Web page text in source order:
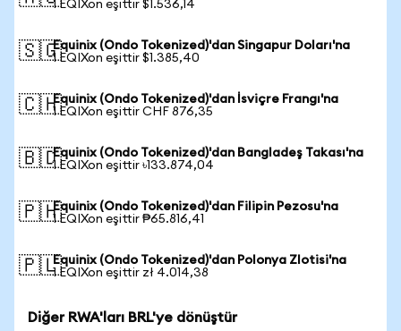
1 EQIXon eşittir $1.536,14
🇸🇬Equinix (Ondo Tokenized)'dan Singapur Doları'na
1 EQIXon eşittir $1.385,40
🇨🇭Equinix (Ondo Tokenized)'dan İsviçre Frangı'na
1 EQIXon eşittir CHF 876,35
🇧🇩Equinix (Ondo Tokenized)'dan Bangladeş Takası'na
1 EQIXon eşittir ৳133.874,04
🇵🇭Equinix (Ondo Tokenized)'dan Filipin Pezosu'na
1 EQIXon eşittir ₱65.816,41
🇵🇱Equinix (Ondo Tokenized)'dan Polonya Zlotisi'na
1 EQIXon eşittir zł 4.014,38
Diğer RWA'ları BRL'ye dönüştür